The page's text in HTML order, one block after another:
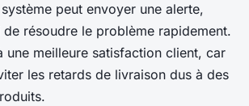
peut envoyer une alerte,
de résoudre le problème rapidement.
une meilleure satisfaction client, car
les retards de livraison dus à des